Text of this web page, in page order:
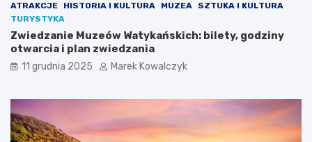
y
c
k
i
m
o
w
a
i
c
z
e
p
e
ł
k
ATRAKCJE HISTORIA I KULTURA MUZEA
SZTUKA I KULTURA
TURYSTYKA
Zwiedzanie Muzeów Watykańskich: bilety, godziny
otwarcia i plan zwiedzania
11 grudnia 2025 Marek Kowalczyk